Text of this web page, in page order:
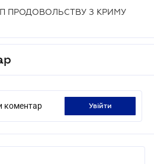
ПРОДОВОЛЬСТВУ З КРИМУ
коментар увійти